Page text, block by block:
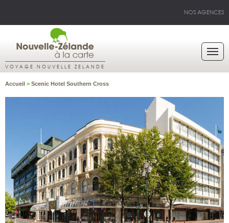
NOS AGENCES
VOYAGE NOUVELLE ZELANDE
Accueil > Scenic Hotel Southern Cross